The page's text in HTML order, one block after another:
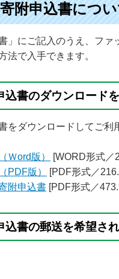
附申込書につ
」にご記入のうえ、フ
法で入手できます。
込書のダウンロード
をダウンロードしてご利
Ｗord版）
[WORD形式／
PDF版）
[PDF形式／
附申込書 [PDF形式／
込書の郵送を希望さ